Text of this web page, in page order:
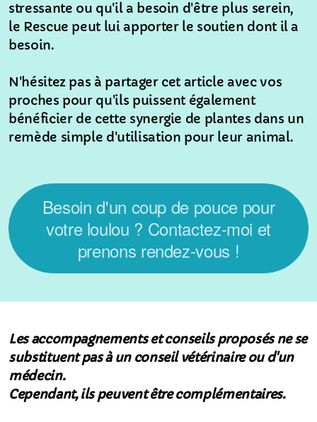
stressante ou qu'il a besoin d'être plus serein,
le Rescue peut lui apporter le soutien dont il a
besoin.
N'hésitez pas à partager cet article avec vos
proches pour qu'ils puissent également
bénéficier de cette synergie de plantes dans un
remède simple d'utilisation pour leur animal.
Besoin d'un coup de pouce pour
votre loulou ? Contactez-moi et
prenons rendez-vous !
Les accompagnements et conseils proposés ne se
substituent pas à un conseil vétérinaire ou d'un
médecin.
Cependant, ils peuvent être complémentaires.